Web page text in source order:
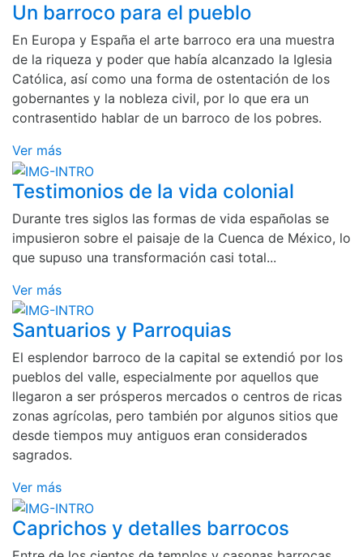
Un barroco para el pueblo
En Europa y España el arte barroco era una muestra
de la riqueza y poder que había alcanzado la Iglesia
Católica, así como una forma de ostentación de los
gobernantes y la nobleza civil, por lo que era un
contrasentido hablar de un barroco de los pobres.
Ver más
Testimonios de la vida colonial
Durante tres siglos las formas de vida españolas se
impusieron sobre el paisaje de la Cuenca de México, lo
que supuso una transformación casi total...
Ver más
Santuarios y Parroquias
El esplendor barroco de la capital se extendió por los
pueblos del valle, especialmente por aquellos que
llegaron a ser prósperos mercados o centros de ricas
zonas agrícolas, pero también por algunos sitios que
desde tiempos muy antiguos eran considerados
sagrados.
Ver más
Caprichos y detalles barrocos